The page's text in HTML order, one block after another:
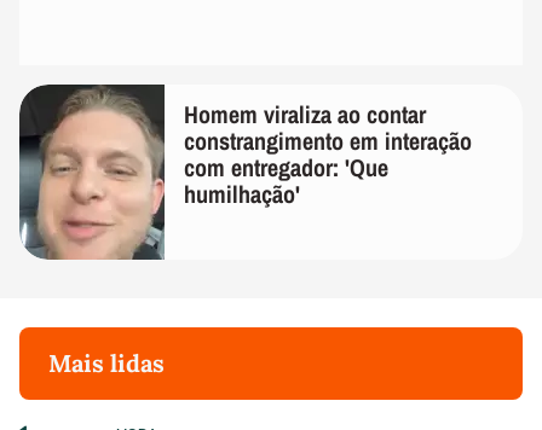
Homem viraliza ao contar
constrangimento em interação
com entregador: 'Que
humilhação'
Mais lidas